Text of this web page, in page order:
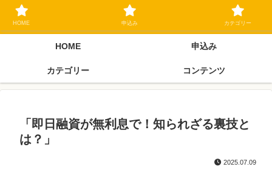
ブラックリスト長期延滞中でもOK 独自審査フリーローン 在籍確認なしの街
金クローネにご相談ください
HOME 申込み
カテゴリー コンテンツ
「即日融資が無利息で！知られざる裏技と
は？」
2025.07.09
HOME 申込み カテゴリー